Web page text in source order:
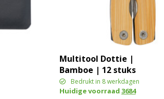
Multitool Dottie |
Bamboe | 12 stuks
Bedrukt in 8 werkdagen
Huidige voorraad 3684